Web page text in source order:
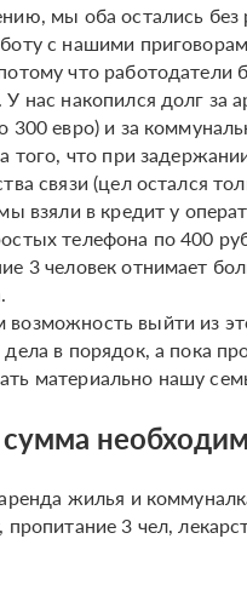
мы оба остались без
с нашими
что работодатели
нас накопился долг за
300 евро) и за
того, что при
связи (цел остался
взяли в кредит у
телефона по 400
3 человек отнимает
выйти из
дела в порядок, а пока
материально нашу
жилья и
пропитание 3 чел,